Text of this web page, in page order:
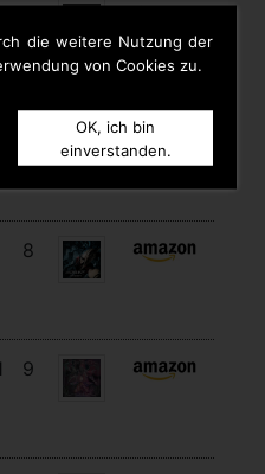
die weitere Nutzung der
von Cookies zu.
OK, ich bin
einverstanden.
4
8
9